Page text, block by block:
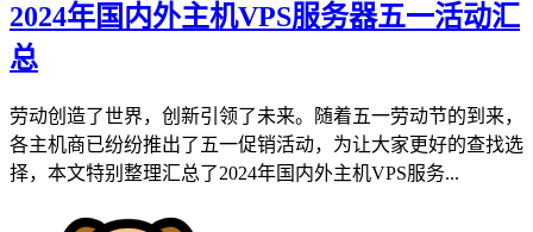
2024年国内外主机VPS服务器五一活动汇
总
劳动创造了世界，创新引领了未来。随着五一劳动节的到来，
各主机商已纷纷推出了五一促销活动，为让大家更好的查找选
择，本文特别整理汇总了2024年国内外主机VPS服务...